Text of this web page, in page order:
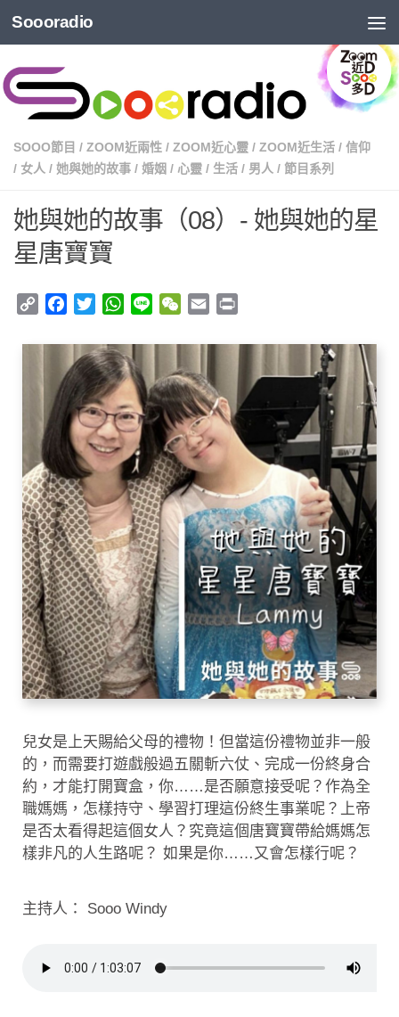
Soooradio
SOOO節目 / ZOOM近兩性 / ZOOM近心靈 / ZOOM近生活 / 信仰
/ 女人 / 她與她的故事 / 婚姻 / 心靈 / 生活 / 男人 / 節目系列
她與她的故事（08）- 她與她的星
星唐寶寶
Copy
Facebook
TwitterWhatsApp
Line WeChat
Email
兒女是上天賜給父母的禮物！但當這份禮物並非一般
的，而需要打遊戲般過五關斬六仗、完成一份終身合
約，才能打開寶盒，你……是否願意接受呢？作為全
職媽媽，怎樣持守、學習打理這份終生事業呢？上帝
是否太看得起這個女人？究竟這個唐寶寶帶給媽媽怎
樣非凡的人生路呢？ 如果是你……又會怎樣行呢？
主持人： Sooo Windy